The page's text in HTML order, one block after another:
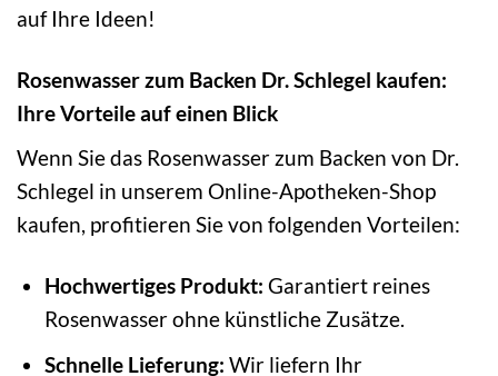
auf Ihre Ideen!
Rosenwasser zum Backen Dr. Schlegel kaufen:
Ihre Vorteile auf einen Blick
Wenn Sie das Rosenwasser zum Backen von Dr.
Schlegel in unserem Online-Apotheken-Shop
kaufen, profitieren Sie von folgenden Vorteilen:
Hochwertiges Produkt: Garantiert reines
Rosenwasser ohne künstliche Zusätze.
Schnelle Lieferung: Wir liefern Ihr